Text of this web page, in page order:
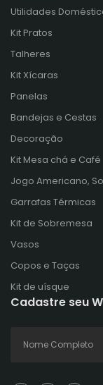
Utilidades
Kit Pratos
Talheres
Kit Xícaras
Panelas
Bandejas e Cestas
Decoração
Kit Mesa chá e Café
Jogo Americano,
Garrafas Térmicas
Kit de Sobremesa
Vasos
Copos e Taças
Kit de uísque
Cadastre seu